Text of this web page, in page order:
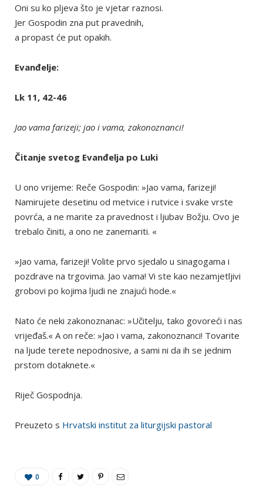
Oni su ko pljeva što je vjetar raznosi.
Jer Gospodin zna put pravednih,
a propast će put opakih.
Evanđelje:
Lk 11, 42-46
Jao vama farizeji; jao i vama, zakonoznanci!
Čitanje svetog Evanđelja po Luki
U ono vrijeme: Reče Gospodin: »Jao vama, farizeji!
Namirujete desetinu od metvice i rutvice i svake vrste
povrća, a ne marite za pravednost i ljubav Božju. Ovo je
trebalo činiti, a ono ne zanemariti. «
»Jao vama, farizeji! Volite prvo sjedalo u sinagogama i
pozdrave na trgovima. Jao vama! Vi ste kao nezamjetljivi
grobovi po kojima ljudi ne znajući hode.«
Nato će neki zakonoznanac: »Učitelju, tako govoreći i nas
vrijeđaš.« A on reče: »Jao i vama, zakonoznanci! Tovarite
na ljude terete nepodnosive, a sami ni da ih se jednim
prstom dotaknete.«
Riječ Gospodnja.
Preuzeto s Hrvatski institut za liturgijski pastoral
0